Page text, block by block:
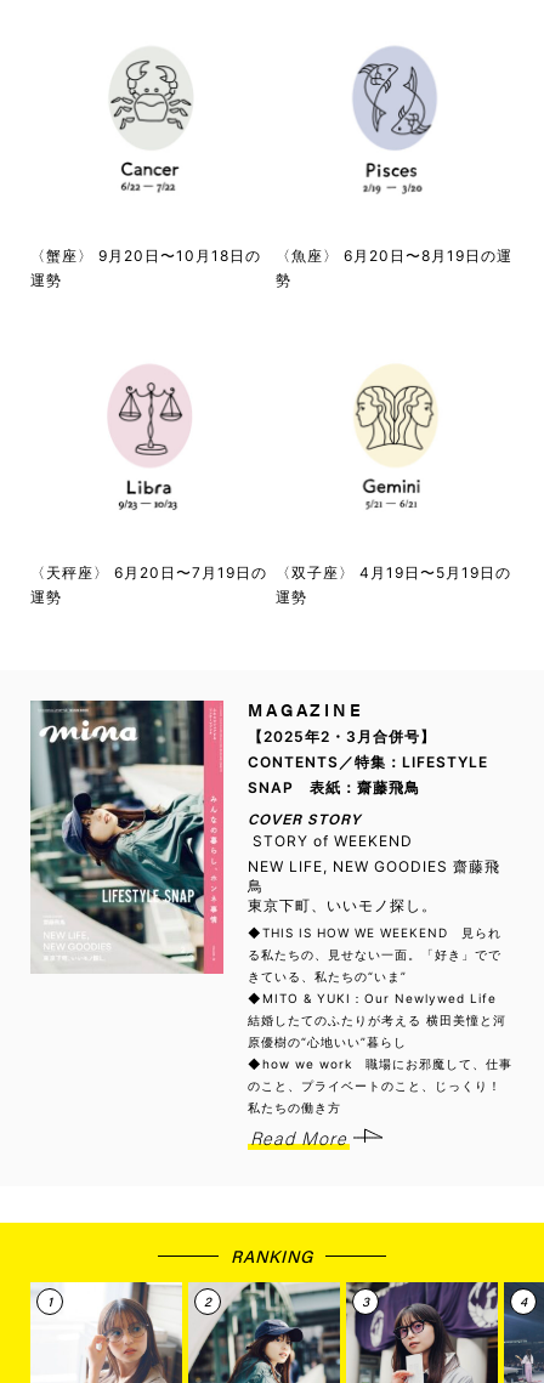
〈蟹座〉 9月20日〜10月18日の
運勢
〈魚座〉 6月20日〜8月19日の運
勢
〈天秤座〉 6月20日〜7月19日の
運勢
〈双子座〉 4月19日〜5月19日の
運勢
MAGAZINE
【2025年2・3月合併号】
CONTENTS／特集：LIFESTYLE
SNAP 表紙：齋藤飛鳥
COVER STORY
STORY of WEEKEND
NEW LIFE, NEW GOODIES 齋藤飛
鳥
東京下町、いいモノ探し。
◆THIS IS HOW WE WEEKEND 見られ
る私たちの、見せない一面。「好き」でで
きている、私たちの“いま”
◆MITO & YUKI：Our Newlywed Life
結婚したてのふたりが考える 横田美憧と河
原優樹の“心地いい”暮らし
◆how we work 職場にお邪魔して、仕事
のこと、プライベートのこと、じっくり！
私たちの働き方
Read More
RANKING